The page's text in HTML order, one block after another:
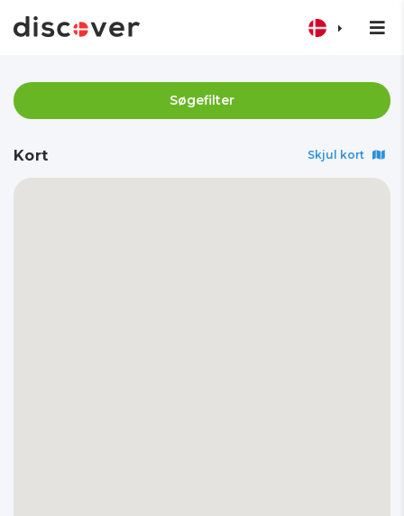
Søgefilter
Kort Skjul kort